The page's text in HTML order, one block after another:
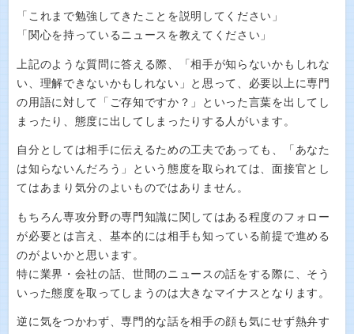
「これまで勉強してきたことを説明してください」
「関心を持っているニュースを教えてください」
上記のような質問に答える際、「相手が知らないかもしれな
い、理解できないかもしれない」と思って、必要以上に専門
の用語に対して「ご存知ですか？」といった言葉を出してし
まったり、態度に出してしまったりする人がいます。
自分としては相手に伝えるための工夫であっても、「あなた
は知らないんだろう」という態度を取られては、面接官とし
てはあまり気分のよいものではありません。
もちろん専攻分野の専門知識に関してはある程度のフォロー
が必要とは言え、基本的には相手も知っている前提で進める
のがよいかと思います。
特に業界・会社の話、世間のニュースの話をする際に、そう
いった態度を取ってしまうのは大きなマイナスとなります。
逆に気をつかわず、専門的な話を相手の顔も気にせず熱弁す